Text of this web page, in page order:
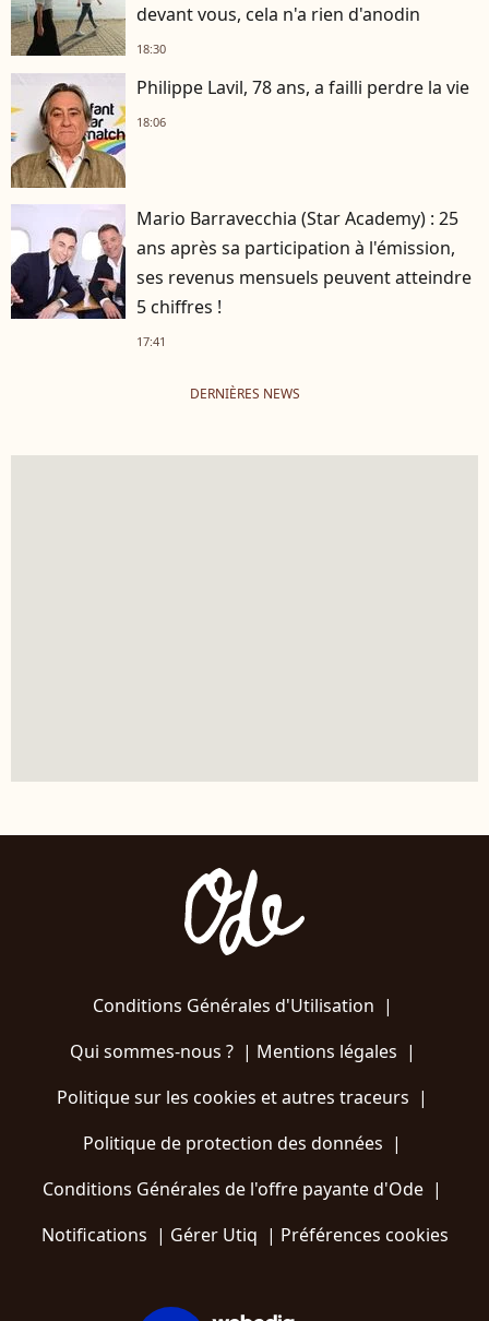
devant vous, cela n'a rien d'anodin
18:30
Philippe Lavil, 78 ans, a failli perdre la vie
18:06
Mario Barravecchia (Star Academy) : 25
ans après sa participation à l'émission,
ses revenus mensuels peuvent atteindre
5 chiffres !
17:41
DERNIÈRES NEWS
Conditions Générales d'Utilisation |
Qui sommes-nous ?| Mentions légales |
Politique sur les cookies et autres traceurs |
Politique de protection des données |
Conditions Générales de l'offre payante d'Ode |
Notifications | Gérer Utiq | Préférences cookies